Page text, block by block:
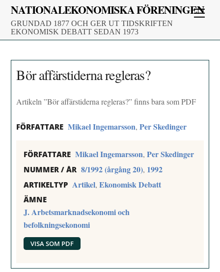
Skip
content
NATIONALEKONOMISKA FÖRENINGEN
GRUNDAD 1877 OCH GER UT TIDSKRIFTEN
EKONOMISK DEBATT SEDAN 1973
Bör affärstiderna regleras?
Artikeln ”Bör affärstiderna regleras?” finns bara som PDF
FÖRFATTARE Mikael Ingemarsson,Per Skedinger
FÖRFATTARE Mikael Ingemarsson,Per Skedinger
NUMMER / ÅR 8/1992 (årgång 20), 1992
ARTIKELTYP Artikel,Ekonomisk Debatt
ÄMNE
J. Arbetsmarknadsekonomi och
befolkningsekonomi
VISA SOM PDF